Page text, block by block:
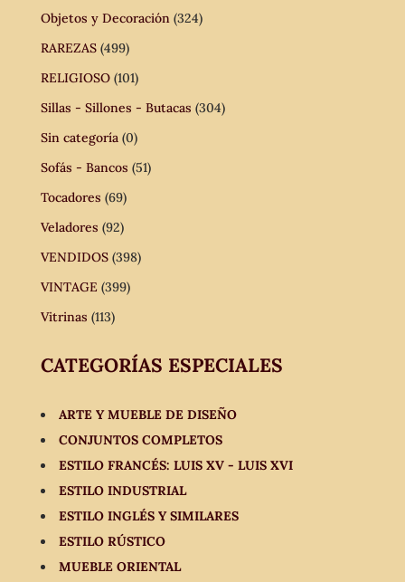
Objetos y Decoración (324)
RAREZAS (499)
RELIGIOSO (101)
Sillas - Sillones - Butacas (304)
Sin categoría (0)
Sofás - Bancos (51)
Tocadores (69)
Veladores (92)
VENDIDOS (398)
VINTAGE (399)
Vitrinas (113)
CATEGORÍAS ESPECIALES
ARTE Y MUEBLE DE DISEÑO
CONJUNTOS COMPLETOS
ESTILO FRANCÉS: LUIS XV - LUIS XVI
ESTILO INDUSTRIAL
ESTILO INGLÉS Y SIMILARES
ESTILO RÚSTICO
MUEBLE ORIENTAL